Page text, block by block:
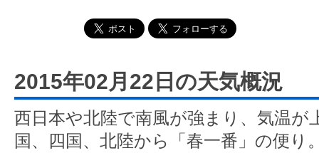
2015年02月22日の天気概況
西日本や北陸で南風が強まり、気温が
国、四国、北陸から「春一番」の便り